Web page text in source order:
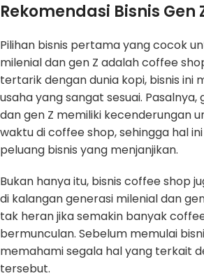
Rekomendasi Bisnis Gen
Pilihan bisnis pertama yang cocok
milenial dan gen Z adalah coffee
tertarik dengan dunia kopi, bisnis ini
usaha yang sangat sesuai. Pasalnya,
dan gen Z memiliki kecenderungan
waktu di coffee shop, sehingga hal
peluang bisnis yang menjanjikan.
Bukan hanya itu, bisnis coffee shop
di kalangan generasi milenial dan
tak heran jika semakin banyak
bermunculan. Sebelum memulai
memahami segala hal yang terkait
tersebut.